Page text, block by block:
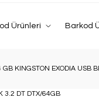
Ürünleri Barkod
GB KINGSTON EXODIA USB